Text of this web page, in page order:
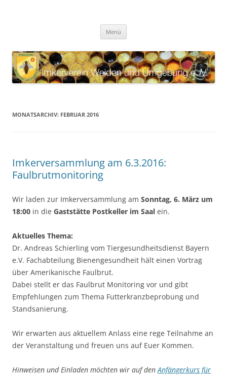
Umgebung e. V.
Menü
MONATSARCHIV: FEBRUAR 2016
Imkerversammlung am 6.3.2016:
Faulbrutmonitoring
Wir laden zur Imkerversammlung am Sonntag, 6. März um
18:00 in die Gaststätte Postkeller im Saal ein.
Aktuelles Thema:
Dr. Andreas Schierling vom Tiergesundheitsdienst Bayern
e.V. Fachabteilung Bienengesundheit hält einen Vortrag
über Amerikanische Faulbrut.
Dabei stellt er das Faulbrut Monitoring vor und gibt
Empfehlungen zum Thema Futterkranzbeprobung und
Standsanierung.
Wir erwarten aus aktuellem Anlass eine rege Teilnahme an
der Veranstaltung und freuen uns auf Euer Kommen.
Hinweisen und Einladen möchten wir auf den Anfängerkurs für